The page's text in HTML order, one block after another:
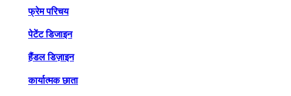
फ्रेम परिचय
पेटेंट डिजाइन
हैंडल डिज़ाइन
कार्यात्मक छाता